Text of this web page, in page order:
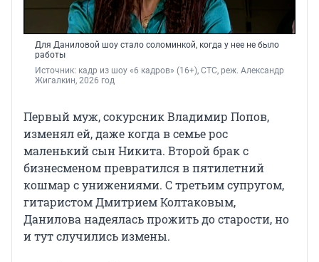
Для Даниловой шоу стало соломинкой, когда у нее не было
работы
Источник: кадр из шоу «6 кадров» (16+), СТС, реж. Александр
Жигалкин, 2026 год
Первый муж, сокурсник Владимир Попов,
изменял ей, даже когда в семье рос
маленький сын Никита. Второй брак с
бизнесменом превратился в пятилетний
кошмар с унижениями. С третьим супругом,
гитаристом Дмитрием Колтаковым,
Данилова надеялась прожить до старости, но
и тут случились измены.